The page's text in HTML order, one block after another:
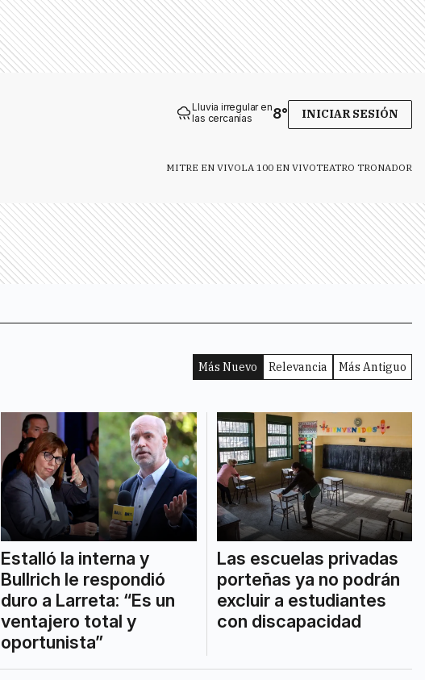
Lluvia irregular en
las cercanías
8° INICIAR SESIÓN
MITRE EN VIVOLA 100 EN VIVOTEATRO TRONADOR
Más Nuevo Relevancia Más Antiguo
Estalló la interna y
Bullrich le respondió
duro a Larreta: “Es un
ventajero total y
oportunista”
Las escuelas privadas
porteñas ya no podrán
excluir a estudiantes
con discapacidad